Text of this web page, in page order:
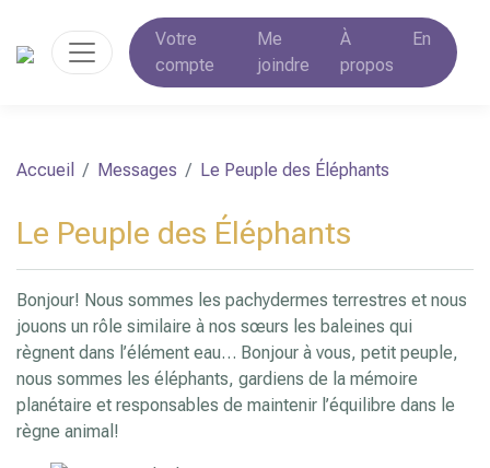
Votre
compte
Me
joindre
À
propos
En
Accueil Messages Le Peuple des Éléphants
Le Peuple des Éléphants
Bonjour! Nous sommes les pachydermes terrestres et nous
jouons un rôle similaire à nos sœurs les baleines qui
règnent dans l’élément eau… Bonjour à vous, petit peuple,
nous sommes les éléphants, gardiens de la mémoire
planétaire et responsables de maintenir l’équilibre dans le
règne animal!